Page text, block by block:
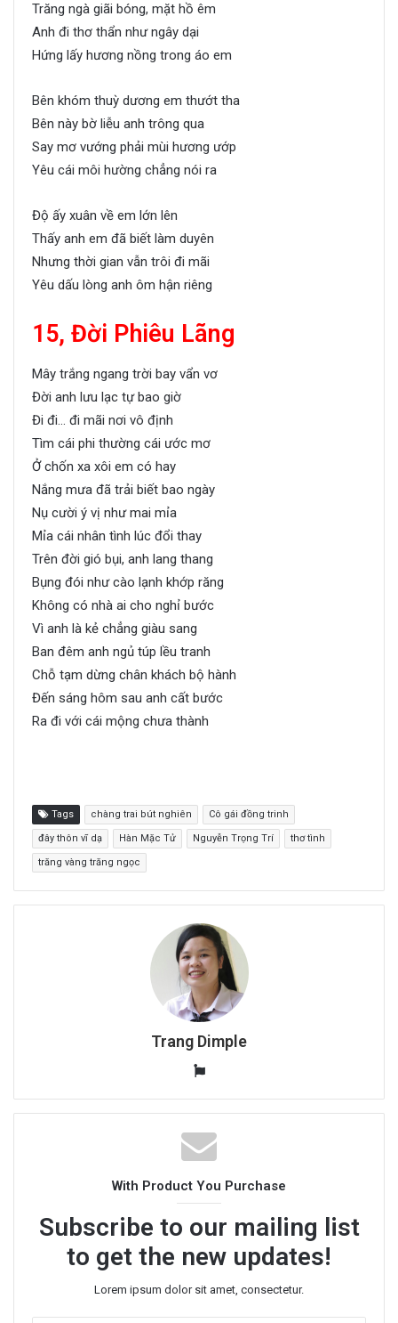
Trăng ngà giãi bóng, mặt hồ êm
Anh đi thơ thẩn như ngây dại
Hứng lấy hương nồng trong áo em
Bên khóm thuỳ dương em thướt tha
Bên này bờ liễu anh trông qua
Say mơ vướng phải mùi hương ướp
Yêu cái môi hường chẳng nói ra
Độ ấy xuân về em lớn lên
Thấy anh em đã biết làm duyên
Nhưng thời gian vẫn trôi đi mãi
Yêu dấu lòng anh ôm hận riêng
15, Đời Phiêu Lãng
Mây trắng ngang trời bay vẩn vơ
Đời anh lưu lạc tự bao giờ
Đi đi… đi mãi nơi vô định
Tìm cái phi thường cái ước mơ
Ở chốn xa xôi em có hay
Nắng mưa đã trải biết bao ngày
Nụ cười ý vị như mai mỉa
Mỉa cái nhân tình lúc đổi thay
Trên đời gió bụi, anh lang thang
Bụng đói như cào lạnh khớp răng
Không có nhà ai cho nghỉ bước
Vì anh là kẻ chẳng giàu sang
Ban đêm anh ngủ túp lều tranh
Chỗ tạm dừng chân khách bộ hành
Đến sáng hôm sau anh cất bước
Ra đi với cái mộng chưa thành
Tags chàng trai bút nghiên Cô gái đồng trinh
đây thôn vĩ dạ Hàn Mặc Tử Nguyễn Trọng Trí thơ tình
trăng vàng trăng ngọc
Trang Dimple
W
b
s
i
e
With Product You Purchase
Subscribe to our mailing list
to get the new updates!
Lorem ipsum dolor sit amet, consectetur.